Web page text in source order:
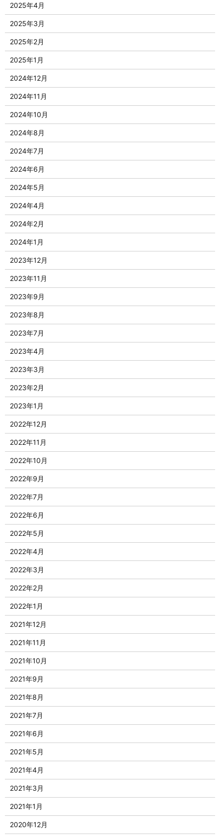
2025年4月
2025年3月
2025年2月
2025年1月
2024年12月
2024年11月
2024年10月
2024年8月
2024年7月
2024年6月
2024年5月
2024年4月
2024年2月
2024年1月
2023年12月
2023年11月
2023年9月
2023年8月
2023年7月
2023年4月
2023年3月
2023年2月
2023年1月
2022年12月
2022年11月
2022年10月
2022年9月
2022年7月
2022年6月
2022年5月
2022年4月
2022年3月
2022年2月
2022年1月
2021年12月
2021年11月
2021年10月
2021年9月
2021年8月
2021年7月
2021年6月
2021年5月
2021年4月
2021年3月
2021年1月
2020年12月